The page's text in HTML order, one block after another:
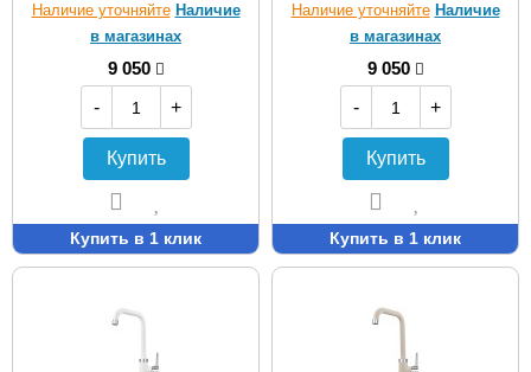
Наличие уточняйте Наличие
в магазинах
9 050
-
+
Купить
Купить в 1 клик
Наличие уточняйте Наличие
в магазинах
9 050
-
+
Купить
Купить в 1 клик